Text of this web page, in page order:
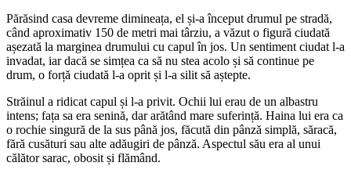
Părăsind casa devreme dimineața, el și-a început drumul pe stradă,
când aproximativ 150 de metri mai târziu, a văzut o figură ciudată
așezată la marginea drumului cu capul în jos. Un sentiment ciudat l-a
invadat, iar dacă se simțea ca să nu stea acolo și să continue pe
drum, o forță ciudată l-a oprit și l-a silit să aștepte.
Străinul a ridicat capul și l-a privit. Ochii lui erau de un albastru
intens; fața sa era senină, dar arătând mare suferință. Haina lui era ca
o rochie singură de la sus până jos, făcută din pânză simplă, săracă,
fără cusături sau alte adăugiri de pânză. Aspectul său era al unui
călător sarac, obosit și flămând.